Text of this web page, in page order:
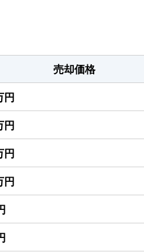
売却価格
円
円
円
円